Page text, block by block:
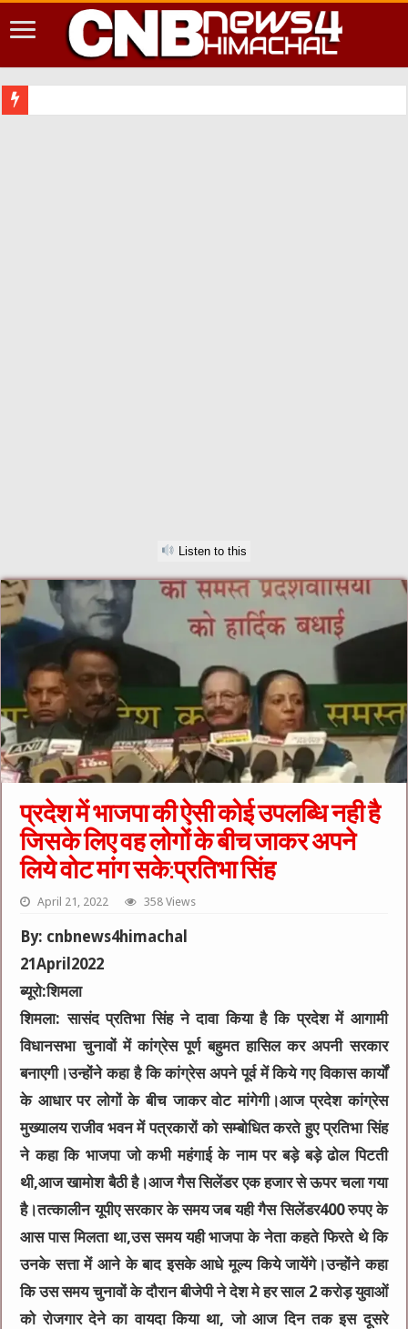
Listen to this
प्रदेश में भाजपा की ऐसी कोई उपलब्धि नही है
जिसके लिए वह लोगों के बीच जाकर अपने
लिये वोट मांग सके:प्रतिभा सिंह
April 21, 2022 358 Views
By: cnbnews4himachal
21April2022
ब्यूरो:शिमला
शिमला: सासंद प्रतिभा सिंह ने दावा किया है कि प्रदेश में आगामी
विधानसभा चुनावों में कांग्रेस पूर्ण बहुमत हासिल कर अपनी सरकार
बनाएगी।उन्होंने कहा है कि कांग्रेस अपने पूर्व में किये गए विकास कार्यों
के आधार पर लोगों के बीच जाकर वोट मांगेगी।आज प्रदेश कांग्रेस
मुख्यालय राजीव भवन में पत्रकारों को सम्बोधित करते हुए प्रतिभा सिंह
ने कहा कि भाजपा जो कभी महंगाई के नाम पर बड़े बड़े ढोल पिटती
थी,आज खामोश बैठी है।आज गैस सिलेंडर एक हजार से ऊपर चला गया
है।तत्कालीन यूपीए सरकार के समय जब यही गैस सिलेंडर400 रुपए के
आस पास मिलता था,उस समय यही भाजपा के नेता कहते फिरते थे कि
उनके सत्ता में आने के बाद इसके आधे मूल्य किये जायेंगे।उन्होंने कहा
कि उस समय चुनावों के दौरान बीजेपी ने देश मे हर साल 2 करोड़ युवाओं
को रोजगार देने का वायदा किया था, जो आज दिन तक इस दूसरे